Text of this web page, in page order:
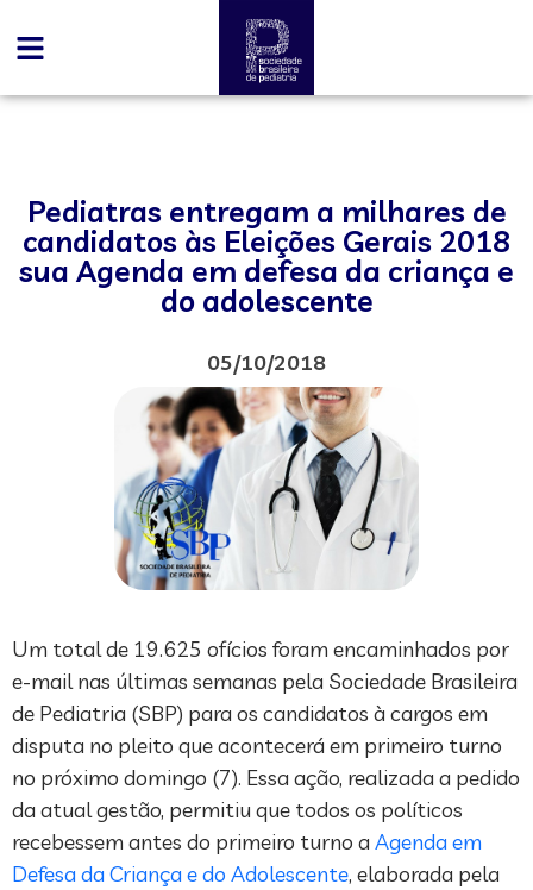
Pediatras entregam a milhares de
candidatos às Eleições Gerais 2018
sua Agenda em defesa da criança e
do adolescente
05/10/2018
Um total de 19.625 ofícios foram encaminhados por
e-mail nas últimas semanas pela Sociedade Brasileira
de Pediatria (SBP) para os candidatos à cargos em
disputa no pleito que acontecerá em primeiro turno
no próximo domingo (7). Essa ação, realizada a pedido
da atual gestão, permitiu que todos os políticos
recebessem antes do primeiro turno a Agenda em
Defesa da Criança e do Adolescente, elaborada pela